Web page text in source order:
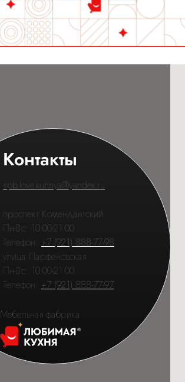
Контакты
spb.love.kuhnya@yandex.ru
проспект Комендантский
Пн-Вс: 10.00-21.00
Телефон: +7 (921) 888-77-98
улица Парфёновская
Пн-Вс: 10.00-21.00
Телефон: +7 (921) 888-77-97
Мебельная фабрика